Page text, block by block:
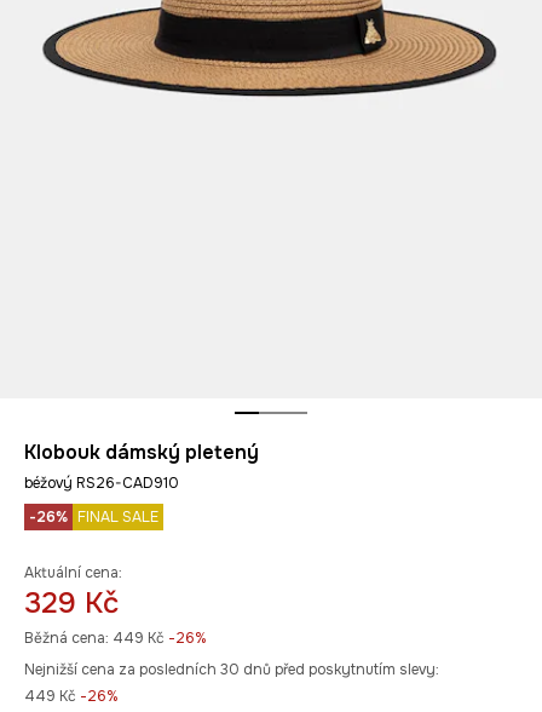
Klobouk dámský pletený
béžový RS26-CAD910
-26% FINAL SALE
Aktuální cena:
329 Kč
Běžná cena: 449 Kč -26%
Nejnižší cena za posledních 30 dnů před poskytnutím slevy:
449 Kč -26%